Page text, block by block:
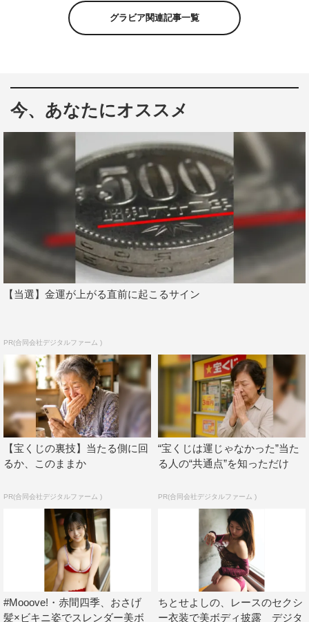
グラビア関連記事一覧
今、あなたにオススメ
【当選】金運が上がる直前に起こるサイン
PR(合同会社デジタルファーム )
【宝くじの裏技】当たる側に回
るか、このままか
PR(合同会社デジタルファーム )
“宝くじは運じゃなかった”当た
る人の“共通点”を知っただけ
PR(合同会社デジタルファーム )
#Mooove!・赤間四季、おさげ
髪×ビキニ姿でスレンダー美ボ
ちとせよしの、レースのセクシ
ー衣装で美ボディ披露 デジタ